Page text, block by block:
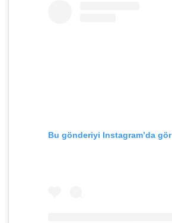
Bu gönderiyi Instagram’da gör